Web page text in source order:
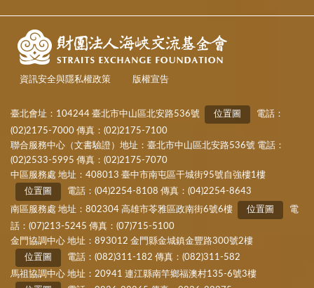
資訊安全與隱私權政策 版權宣告
臺北會址：104244 臺北市中山區北安路536號 位置圖
電話：
(02)2175-7000 傳真：(02)2175-7100
聯合服務中心（文書驗證）地址：臺北市中山區北安路536號 電話：
(02)2533-5995 傳真：(02)2175-7070
中區服務處 地址：408013 臺中市南屯區干城街95號自強樓1樓
位置圖
電話：(04)2254-8108 傳真：(04)2254-8643
南區服務處 地址：802304 高雄市苓雅區政南街6號6樓
位置圖
電
話：(07)213-5245 傳真：(07)715-5100
金門協調中心 地址：893012 金門縣金城鎮金豐路300號2樓
位置圖
電話：(082)311-182 傳真：(082)311-582
馬祖協調中心 地址：20941 連江縣南竿鄉福澳村135-6號3樓